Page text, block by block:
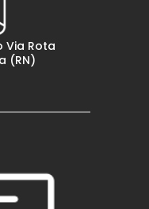
Via Rota
(RN)